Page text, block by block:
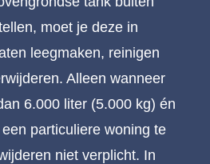
moet je deze in
leegmaken, reinigen
Alleen wanneer
6.000 liter (5.000 kg) én
particuliere woning te
niet verplicht. In